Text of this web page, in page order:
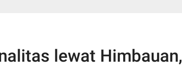
lewat Himbauan,